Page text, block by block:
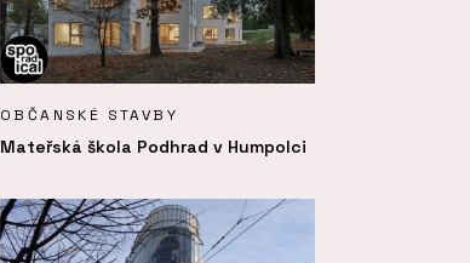
OBČANSKÉ STAVBY
Mateřská škola Podhrad v Humpolci